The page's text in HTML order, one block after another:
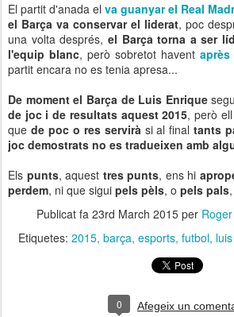
El partit d'anada el va guanyar el Real
el Barça va conservar el liderat, poc
una volta després, el Barça torna a ser
l'equip blanc, però sobretot havent
partit encara no es tenia apresa...
De moment el Barça de Luis Enrique
de joc i de resultats aquest 2015, però
que de poc o res serviràsi al finaltants
joc demostrats no es tradueixen amb
Els punts, aquest tres punts, ens hi
perdem, ni que sigui pels pèls, o pels pals
Publicat fa 23rd March 2015 per
Etiquetes: 2015 barça esports futbol
0 Afegeix un